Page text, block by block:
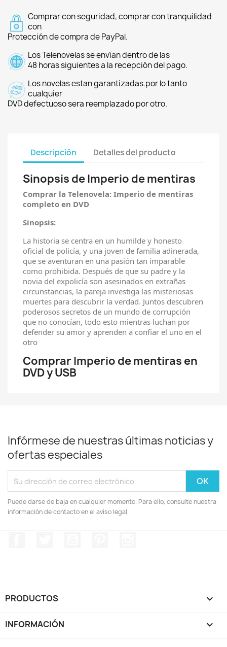
Comprar con seguridad, comprar con tranquilidad
con
Protección de compra de PayPal.
Los Telenovelas se envían dentro de las
48 horas siguientes a la recepción del pago.
Los novelas estan garantizadas.por lo tanto
cualquier
DVD defectuoso sera reemplazado por otro.
Descripción Detalles del producto
Sinopsis de Imperio de mentiras
Comprar la Telenovela: Imperio de mentiras
completo en DVD
Sinopsis:
La historia se centra en un humilde y honesto
oficial de policía, y una joven de familia adinerada,
que se aventuran en una pasión tan imparable
como prohibida. Después de que su padre y la
novia del expolicía son asesinados en extrañas
circunstancias, la pareja investiga las misteriosas
muertes para descubrir la verdad. Juntos descubren
poderosos secretos de un mundo de corrupción
que no conocían, todo esto mientras luchan por
defender su amor y aprenden a confiar el uno en el
otro
Comprar Imperio de mentiras en
DVD y USB
Infórmese de nuestras últimas noticias y
ofertas especiales
Puede darse de baja en cualquier momento. Para ello, consulte nuestra
información de contacto en el aviso legal.
PRODUCTOS 
INFORMACIÓN 